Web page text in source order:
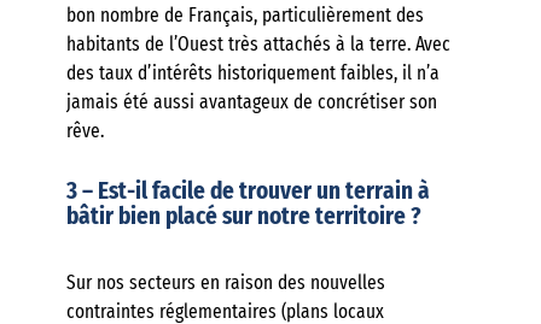
bon nombre de Français, particulièrement des
habitants de l’Ouest très attachés à la terre. Avec
des taux d’intérêts historiquement faibles, il n’a
jamais été aussi avantageux de concrétiser son
rêve.
3 – Est-il facile de trouver un terrain à
bâtir bien placé sur notre territoire ?
Sur nos secteurs en raison des nouvelles
contraintes réglementaires (plans locaux